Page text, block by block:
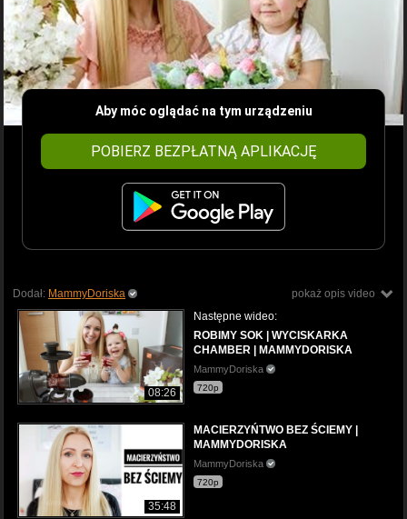
Aby móc oglądać na tym urządzeniu
POBIERZ BEZPŁATNĄ APLIKACJĘ
pokaż opis video
Dodał: MammyDoriska
08:26
Następne wideo:
ROBIMY SOK | WYCISKARKA
CHAMBER | MAMMYDORISKA
MammyDoriska
720p
35:48
MACIERZYŃTWO BEZ ŚCIEMY |
MAMMYDORISKA
MammyDoriska
720p